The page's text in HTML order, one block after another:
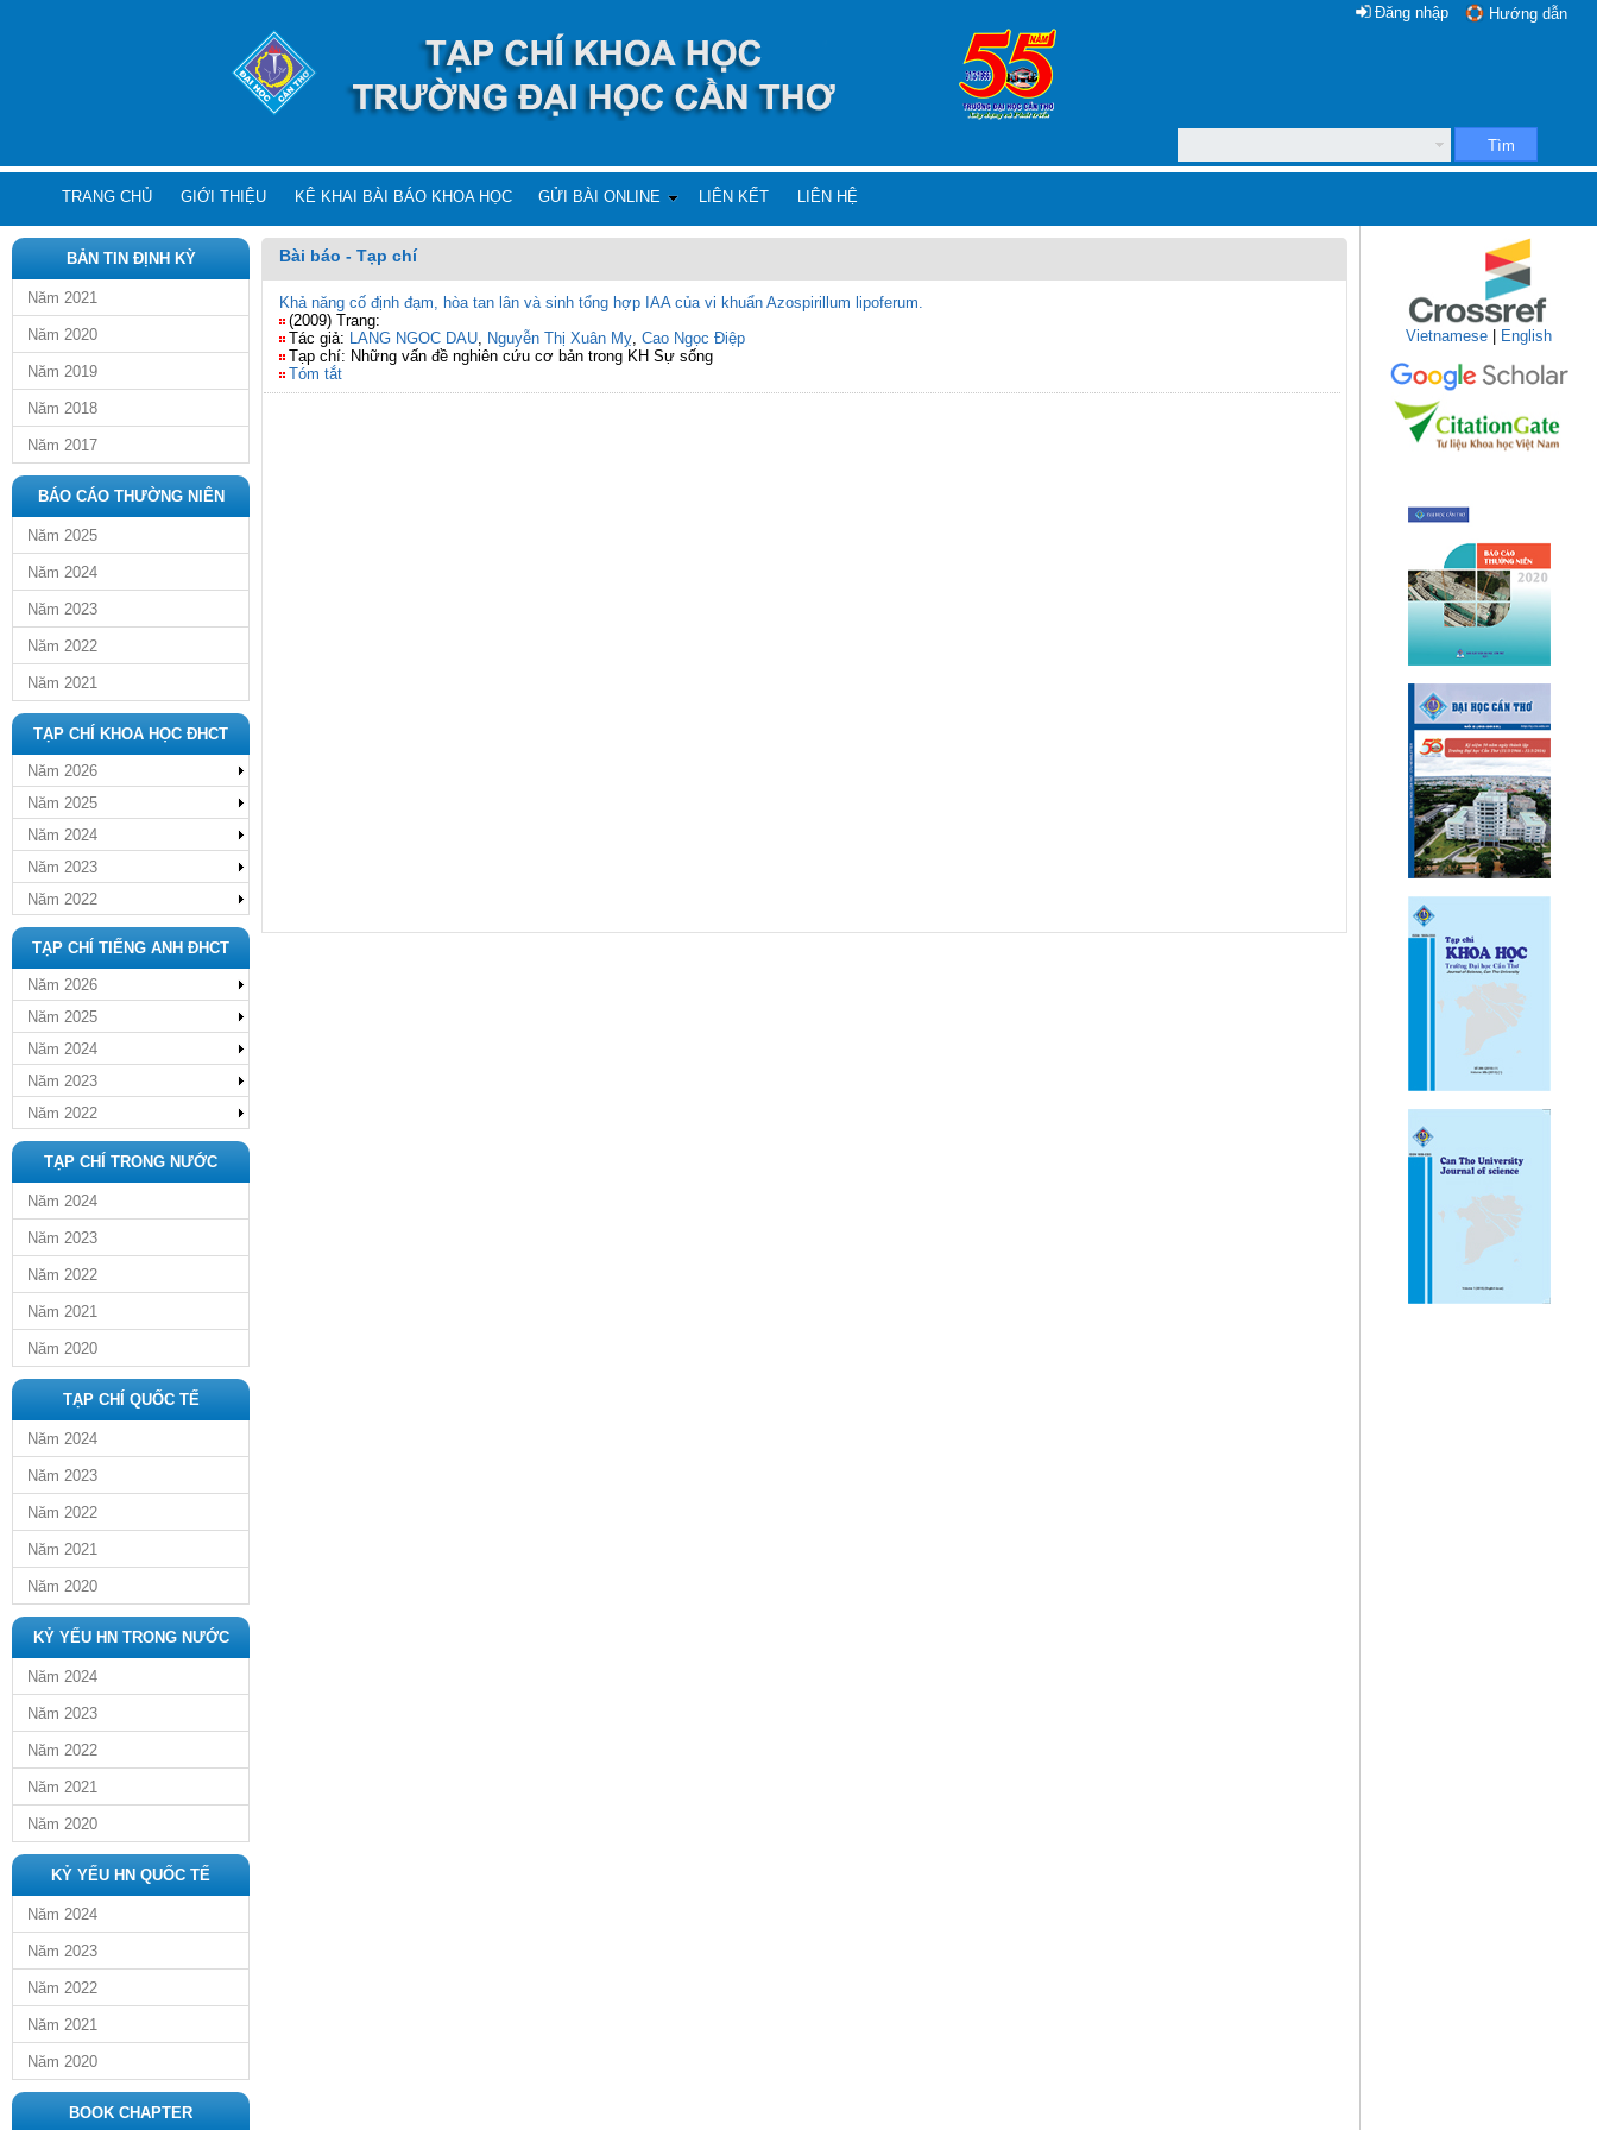
Hướng dẫn
Đăng nhập
Tìm
TRANG CHỦ GIỚI THIỆU KÊ KHAI BÀI BÁO KHOA HỌC GỬI BÀI ONLINE LIÊN KẾT LIÊN HỆ
BẢN TIN ĐỊNH KỲ
Năm 2021
Năm 2020
Năm 2019
Năm 2018
Năm 2017
BÁO CÁO THƯỜNG NIÊN
Năm 2025
Năm 2024
Năm 2023
Năm 2022
Năm 2021
TẠP CHÍ KHOA HỌC ĐHCT
Năm 2026
Năm 2025
Năm 2024
Năm 2023
Năm 2022
TẠP CHÍ TIẾNG ANH ĐHCT
Năm 2026
Năm 2025
Năm 2024
Năm 2023
Năm 2022
TẠP CHÍ TRONG NƯỚC
Năm 2024
Năm 2023
Năm 2022
Năm 2021
Năm 2020
TẠP CHÍ QUỐC TẾ
Năm 2024
Năm 2023
Năm 2022
Năm 2021
Năm 2020
KỶ YẾU HN TRONG NƯỚC
Năm 2024
Năm 2023
Năm 2022
Năm 2021
Năm 2020
KỶ YẾU HN QUỐC TẾ
Năm 2024
Năm 2023
Năm 2022
Năm 2021
Năm 2020
BOOK CHAPTER
Bài báo - Tạp chí
Khả năng cố định đạm, hòa tan lân và sinh tổng hợp IAA của vi khuẩn Azospirillum lipoferum.
(2009) Trang:
Tác giả: LANG NGOC DAU, Nguyễn Thị Xuân Mỵ, Cao Ngọc Điệp
Tạp chí: Những vấn đề nghiên cứu cơ bản trong KH Sự sống
Tóm tắt
Vietnamese English